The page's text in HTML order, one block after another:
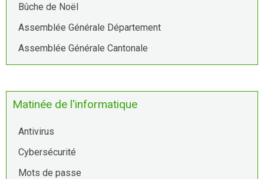
Bûche de Noël
Assemblée Générale Département
Assemblée Générale Cantonale
Matinée de l'informatique
Antivirus
Cybersécurité
Mots de passe